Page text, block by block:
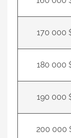
170 000
180 000
190 000
200 000